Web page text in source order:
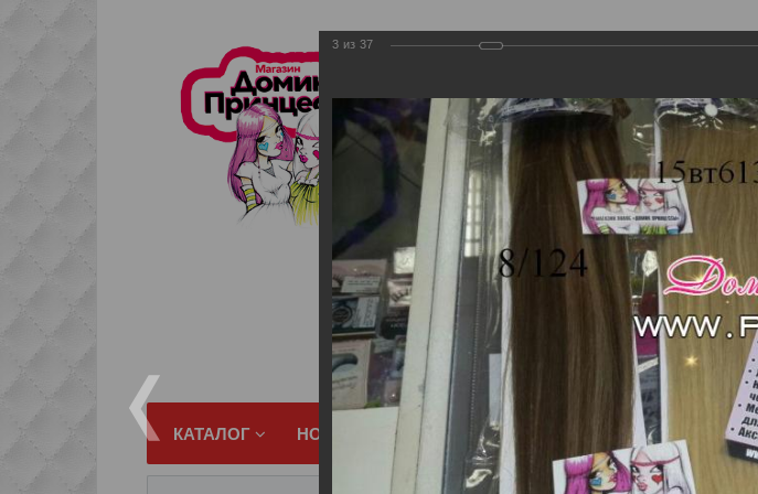
+7 (906) 253-43-48
КАТАЛОГ НОВИНКИ КОНТАКТЫ ОПЛАТА
3 из 37